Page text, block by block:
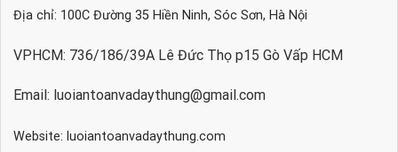
Địa chỉ: 100C Đường 35 Hiền Ninh, Sóc Sơn, Hà Nội
VPHCM: 736/186/39A Lê Đức Thọ p15 Gò Vấp HCM
Email: luoiantoanvadaythung@gmail.com
Website: luoiantoanvadaythung.com